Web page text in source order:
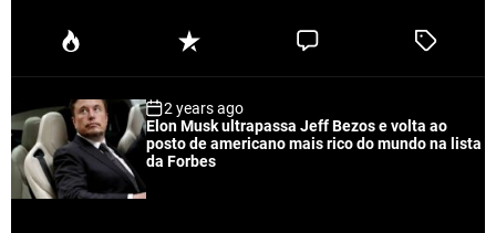
P
u
a
r
R
e
n
t
C
e
T
e
2 years ago
Elon Musk ultrapassa Jeff Bezos e volta ao
posto de americano mais rico do mundo na lista
da Forbes